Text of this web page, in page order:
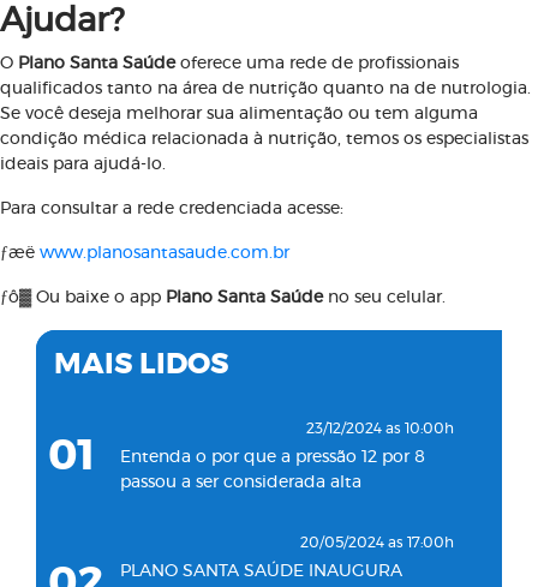
Ajudar?
O Plano Santa Saúdeoferece uma rede de profissionais
qualificados tanto na área de nutrição quanto na de nutrologia.
Se você deseja melhorar sua alimentação ou tem alguma
condição médica relacionada à nutrição, temos os especialistas
ideais para ajudá-lo.
Para consultar a rede credenciada acesse:
­ƒæë www.planosantasaude.com.br
­ƒô▓ Ou baixe o app Plano Santa Saúdeno seu celular.
MAIS LIDOS
01
23/12/2024 as 10:00h
Entenda o por que a pressão 12 por 8
passou a ser considerada alta
20/05/2024 as 17:00h
PLANO SANTA SAÚDE INAUGURA